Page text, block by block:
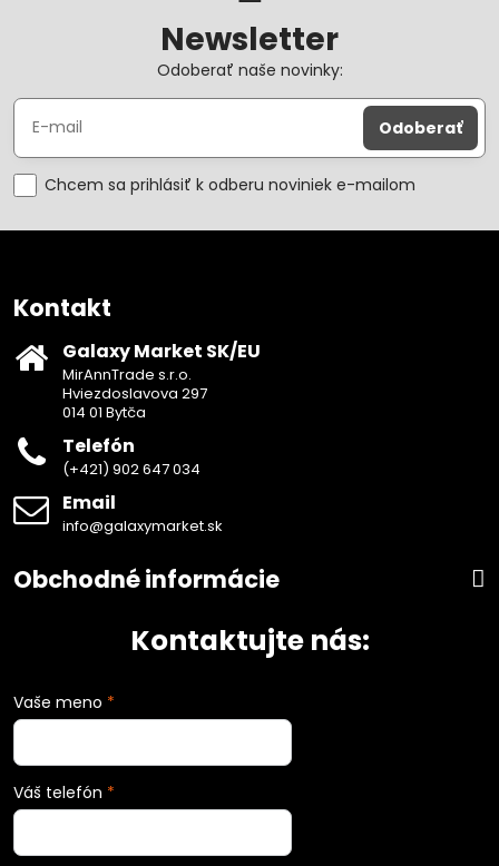
Newsletter
Odoberať naše novinky:
Odoberať
Chcem sa prihlásiť k odberu noviniek e-mailom
Kontakt
Galaxy Market SK/EU
MirAnnTrade s.r.o.
Hviezdoslavova 297
014 01 Bytča
Telefón
(+421) 902 647 034
Email
info@galaxymarket.sk
Obchodné informácie
Kontaktujte nás:
Vaše meno *
Váš telefón *